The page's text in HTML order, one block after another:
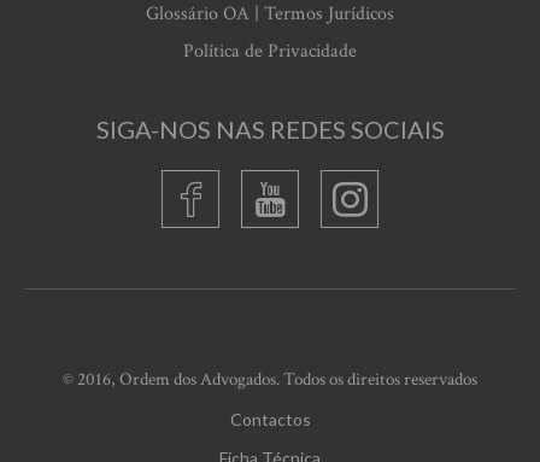
Glossário OA | Termos Jurídicos
Política de Privacidade
SIGA-NOS NAS REDES SOCIAIS
© 2016, Ordem dos Advogados. Todos os direitos reservados
Contactos